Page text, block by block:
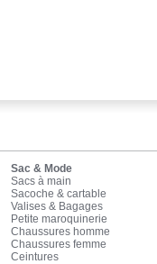
Sac & Mode
Sacs à main
Sacoche & cartable
Valises & Bagages
Petite maroquinerie
Chaussures homme
Chaussures femme
Ceintures